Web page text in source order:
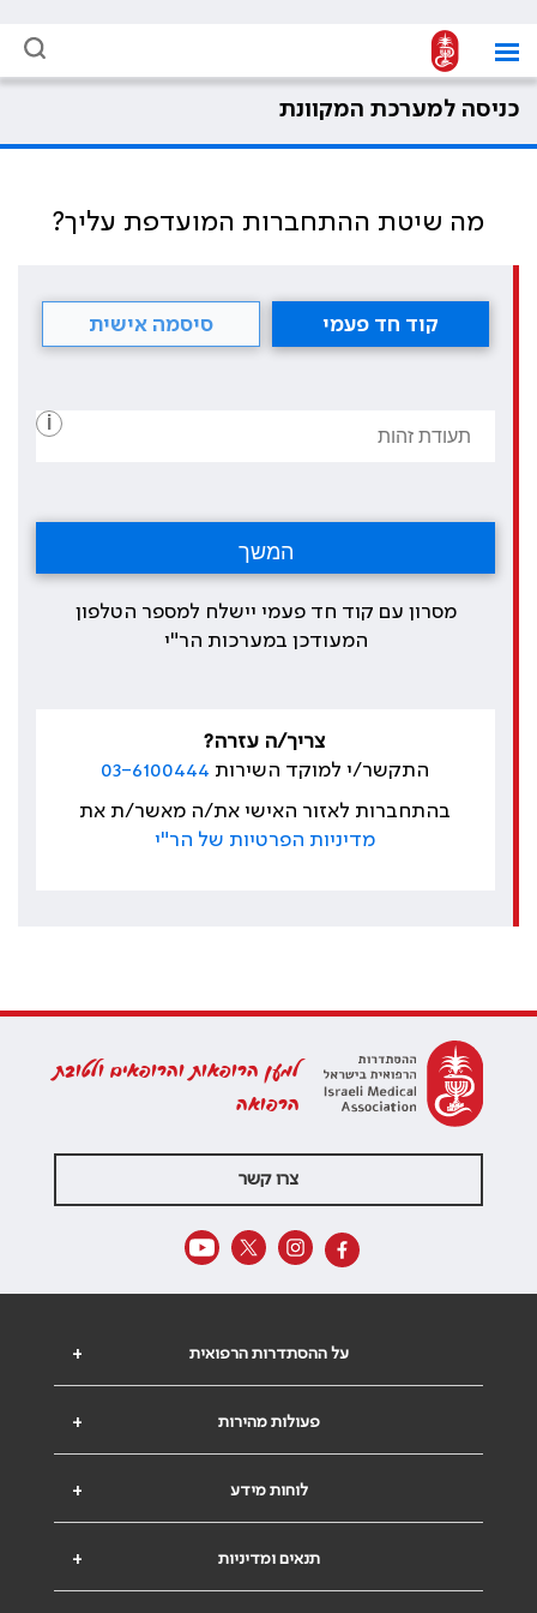
כניסה למערכת המקוונת
מה שיטת ההתחברות המועדפת עליך?
קוד חד פעמי סיסמה אישית
i
מסרון עם קוד חד פעמי יישלח למספר הטלפון
המעודכן במערכות הר"י
צריך/ה עזרה?
התקשר/י למוקד השירות 03-6100444
בהתחברות לאזור האישי את/ה מאשר/ת את
מדיניות הפרטיות של הר"י
למען הרופאות והרופאים ולטובת
הרפואה
צרו קשר
+ על ההסתדרות הרפואית
+ פעולות מהירות
+ לוחות מידע
+ תנאים ומדיניות